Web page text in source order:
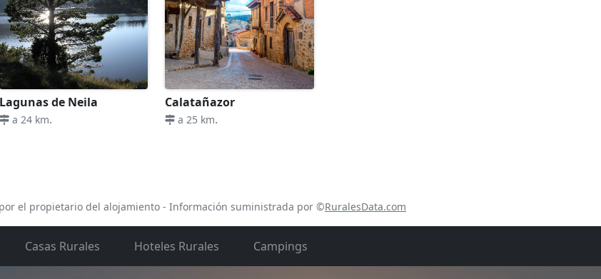
Lagunas de Neila
a 24 km.
Calatañazor
a 25 km.
el propietario del alojamiento - Información suministrada por ©RuralesData.com
Casas Rurales Hoteles Rurales Campings